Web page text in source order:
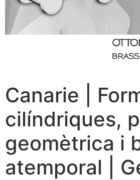
Canarie |
cilíndriques,
geomètrica i
atemporal |